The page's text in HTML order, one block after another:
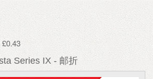
Series IX - 邮折